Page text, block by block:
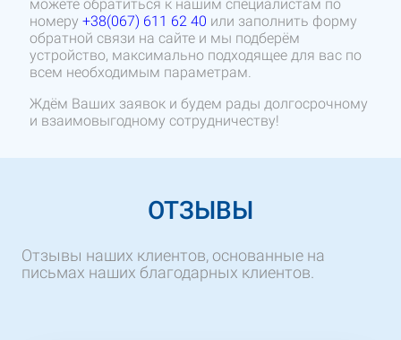
можете обратиться к нашим специалистам по
номеру+38(067) 611 62 40 или заполнить форму
обратной связи на сайте и мы подберём
устройство, максимально подходящее для вас по
всем необходимым параметрам.
Ждём Ваших заявок и будем рады долгосрочному
и взаимовыгодному сотрудничеству!
ОТЗЫВЫ
Отзывы наших клиентов, основанные на
письмах наших благодарных клиентов.